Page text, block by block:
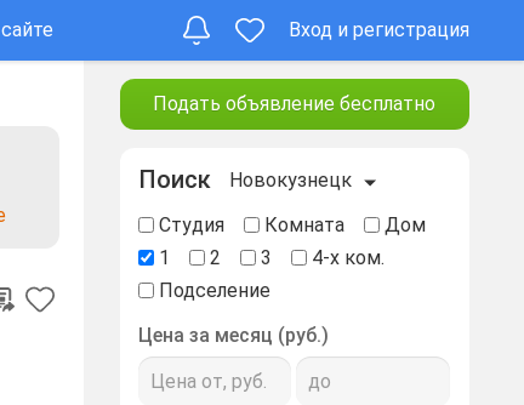
Вход и регистрация
Подать объявление бесплатно
Поиск
Новокузнецк
Студия
Комната
Дом
1
2 3
4-х ком.
Подселение
Цена за месяц (руб.)